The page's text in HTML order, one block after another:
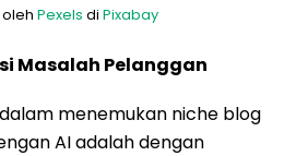
Pexels di Pixabay
Masalah Pelanggan
menemukan niche blog
AI adalah dengan